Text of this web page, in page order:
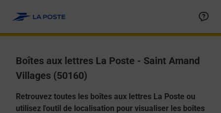
Boîtes aux lettres La Poste - Saint Amand
Villages (50160)
Retrouvez toutes les boîtes aux lettres La Poste ou
utilisez l'outil de localisation pour visualiser les boîtes